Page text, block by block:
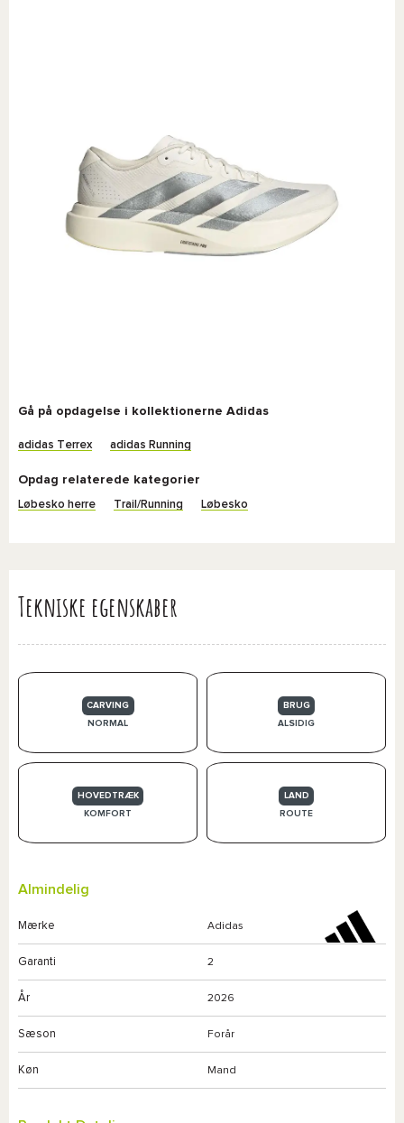
Gå på opdagelse i kollektionerne Adidas
adidas Terrex adidas Running
Opdag relaterede kategorier
Løbesko herre Trail/Running Løbesko
Tekniske egenskaber
CARVING
NORMAL
BRUG
ALSIDIG
HOVEDTRÆK
KOMFORT
LAND
ROUTE
Almindelig
Mærke Adidas
Garanti 2
År 2026
Sæson Forår
Køn Mand